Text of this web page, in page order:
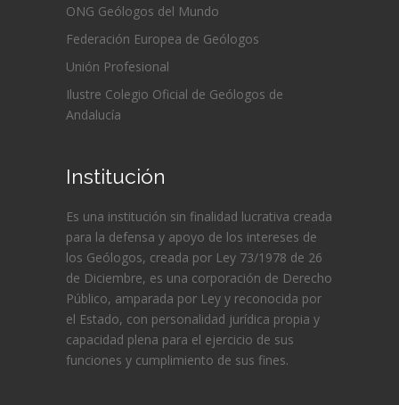
ONG Geólogos del Mundo
Federación Europea de Geólogos
Unión Profesional
Ilustre Colegio Oficial de Geólogos de
Andalucía
Institución
Es una institución sin finalidad lucrativa creada
para la defensa y apoyo de los intereses de
los Geólogos, creada por Ley 73/1978 de 26
de Diciembre, es una corporación de Derecho
Público, amparada por Ley y reconocida por
el Estado, con personalidad jurídica propia y
capacidad plena para el ejercicio de sus
funciones y cumplimiento de sus fines.